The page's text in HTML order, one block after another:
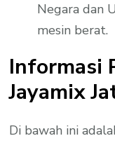
Negara dan
mesin berat.
Informasi
Jayamix
Di bawah ini